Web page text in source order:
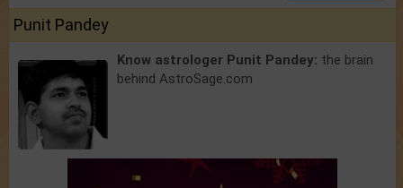
Punit Pandey
Know astrologer Punit Pandey: the brain
behind AstroSage.com